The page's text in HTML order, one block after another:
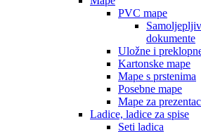
PVC mape
dokumente
Uložne i
Kartonske mape
Mape s prstenima
Posebne mape
Mape za
Ladice, ladice za spise
Seti ladica